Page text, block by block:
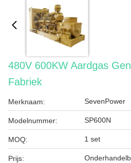
480V 600KW Aardgas
Fabriek
Merknaam: SevenPower
Modelnummer: SP600N
MOQ: 1 set
Prijs: